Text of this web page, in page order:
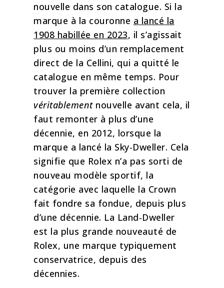
nouvelle dans son catalogue. Si la
marque à la couronne a lancé la
1908 habillée en 2023, il s’agissait
plus ou moins d’un remplacement
direct de la Cellini, qui a quitté le
catalogue en même temps. Pour
trouver la première collection
véritablementnouvelle avant cela, il
faut remonter à plus d’une
décennie, en 2012, lorsque la
marque a lancé la Sky-Dweller. Cela
signifie que Rolex n’a pas sorti de
nouveau modèle sportif, la
catégorie avec laquelle la Crown
fait fondre sa fondue, depuis plus
d’une décennie. La Land-Dweller
est la plus grande nouveauté de
Rolex, une marque typiquement
conservatrice, depuis des
décennies.